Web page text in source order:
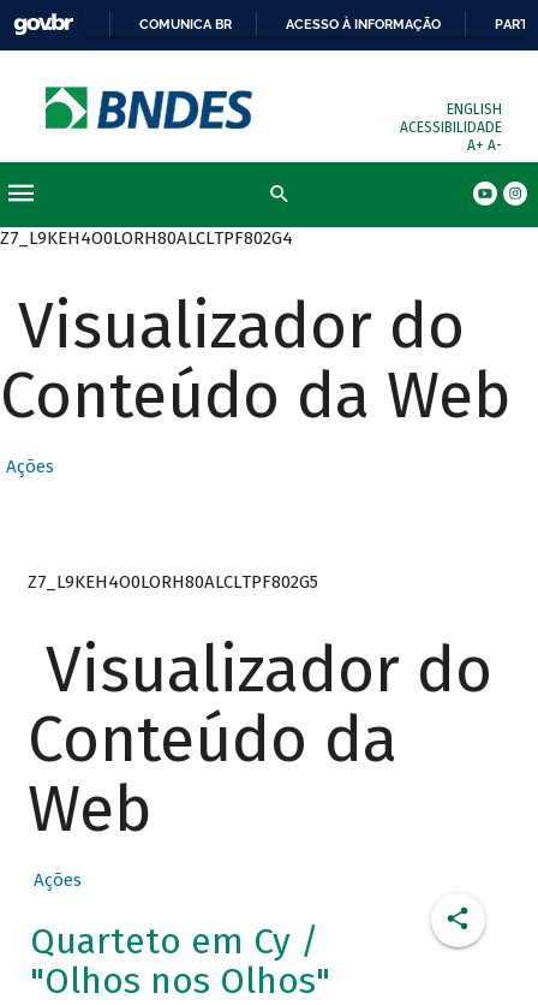
COMUNICA BR ACESSO À INFORMAÇÃO
ENGLISH
ACESSIBILIDADE
A+ A-
Z7_L9KEH4O0LORH80ALCLTPF802G4
Visualizador do
Conteúdo da Web
Ações
Z7_L9KEH4O0LORH80ALCLTPF802G5
Visualizador do
Conteúdo da
Web
Ações
Quarteto em Cy /
"Olhos nos Olhos"